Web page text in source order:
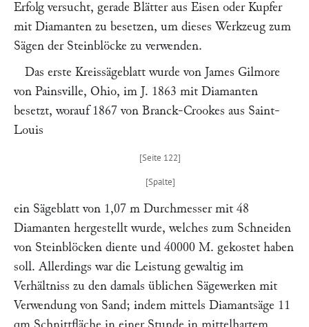
Erfolg versucht, gerade Blätter aus Eisen oder Kupfer
mit Diamanten zu besetzen, um dieses Werkzeug zum
Sägen der Steinblöcke zu verwenden.
Das erste Kreissägeblatt wurde von James Gilmore
von Painsville, Ohio, im J. 1863 mit Diamanten
besetzt, worauf 1867 von Branck-Crookes aus Saint-
Louis
ein Sägeblatt von 1,07 m Durchmesser mit 48
Diamanten hergestellt wurde, welches zum Schneiden
von Steinblöcken diente und 40000 M. gekostet haben
soll. Allerdings war die Leistung gewaltig im
Verhältniss zu den damals üblichen Sägewerken mit
Verwendung von Sand; indem mittels Diamantsäge 11